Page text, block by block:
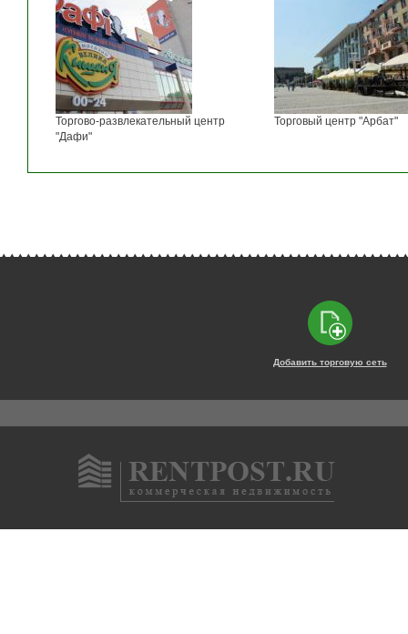
Торгово-развлекательный центр
"Дафи"
Торговый центр "Арбат"
Добавить торговую сеть